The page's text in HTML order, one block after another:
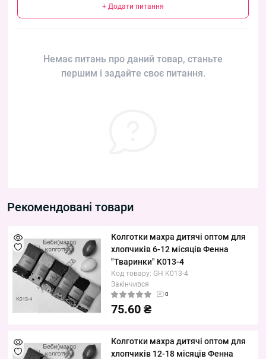
+ Додати питання
Немає питань про даний товар, станьте
першим і задайте своє питання.
Рекомендовані товари
Колготки махра дитячі оптом для
хлопчиків 6-12 місяців Фенна
"Тваринки" K013-4
Код товару: GH K013-4
Закінчився
0
75.60 ₴
Колготки махра дитячі оптом для
хлопчиків 12-18 місяців Фенна